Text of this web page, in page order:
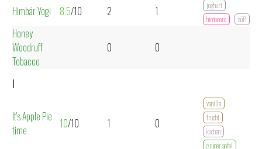
Himbär Yogi 8.5/10 2 1
joghurt
himbeere
süß
Honey
Woodruff
Tobacco
0 0
I
It's Apple Pie
time
10/10 1 0
vanille
frucht
kuchen
grüner apfel